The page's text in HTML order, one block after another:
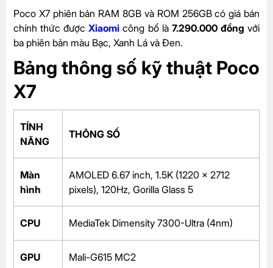
Poco X7 phiên bản RAM 8GB và ROM 256GB có giá bán
chính thức đượcXiaomi công bố là 7.290.000 đồng với
ba phiên bản màu Bạc, Xanh Lá và Đen.
Bảng thông số kỹ thuật Poco
X7
TÍNH
NĂNG
THÔNG SỐ
Màn
hình
AMOLED 6.67 inch, 1.5K (1220 x 2712
pixels), 120Hz, Gorilla Glass 5
CPU MediaTek Dimensity 7300-Ultra (4nm)
GPU Mali-G615 MC2